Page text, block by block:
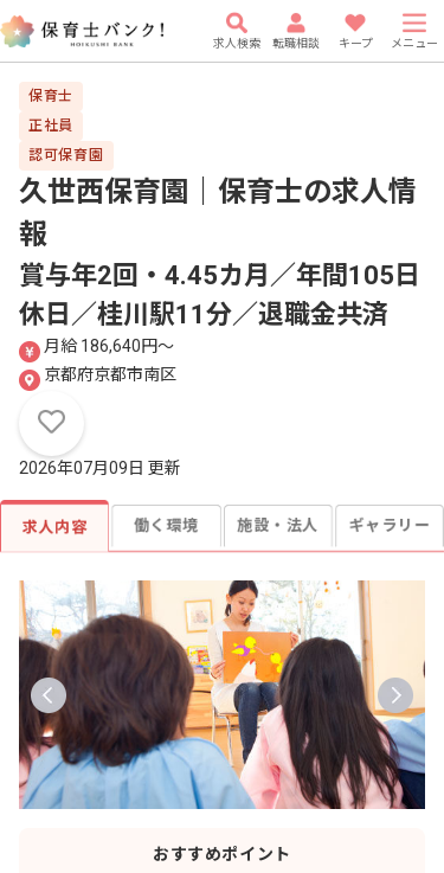
求人検索 転職相談 キープ メニュー
保育士
正社員
認可保育園
久世西保育園｜保育士の求人情
報
賞与年2回・4.45カ月／年間105日
休日／桂川駅11分／退職金共済
月給 186,640円〜
京都府京都市南区
2026年07月09日 更新
求人内容 働く環境 施設・法人 ギャラリー
おすすめポイント